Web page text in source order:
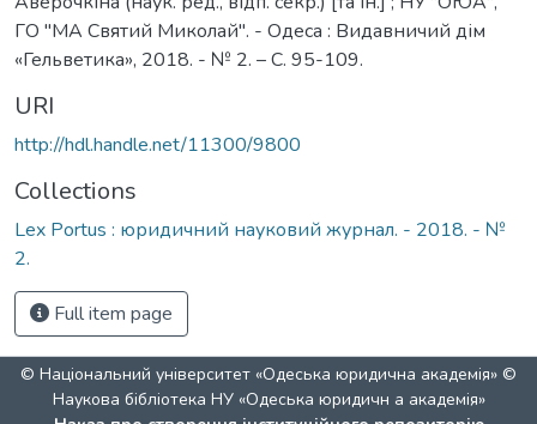
ГО "МА Святий Миколай". - Одеса : Видавничий дім
«Гельветика», 2018. - № 2. – C. 95-109.
URI
http://hdl.handle.net/11300/9800
Collections
Lex Portus : юридичний науковий журнал. - 2018. - №
2.
Full item page
© Національний університет «Одеська юридична академія» ©
Наукова бібліотека НУ «Одеська юридичн а академія»